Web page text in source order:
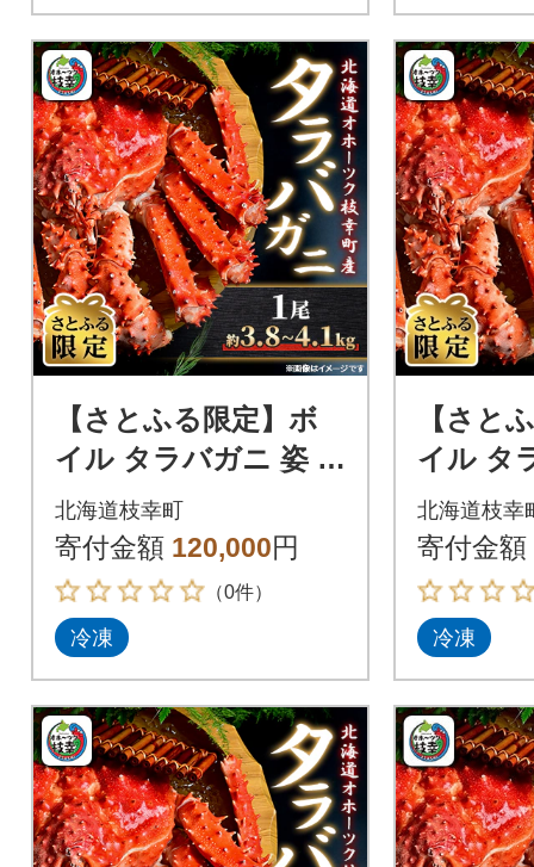
【さとふる限定】ボ
イル タラバガニ 姿 1
尾 (約3.8kg～4.1kg)
北海道オホーツク枝幸
町産
北海道枝幸町
寄付金額 120,000円
（0件）
冷凍
【さと
イル タ
尾 (約
北海道
町産
北海道枝幸
寄付金額
冷凍